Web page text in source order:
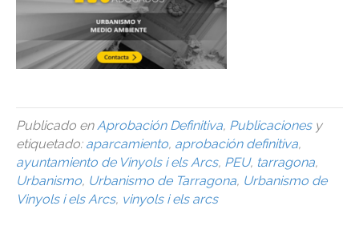
Publicado en Aprobación Definitiva, Publicacionesy
etiquetado: aparcamiento, aprobación definitiva,
ayuntamiento de Vinyols i els Arcs, PEU, tarragona,
Urbanismo, Urbanismo de Tarragona, Urbanismo de
Vinyols i els Arcs, vinyols i els arcs